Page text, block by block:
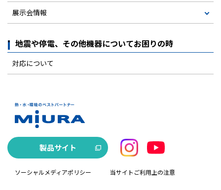
展示会情報
地震や停電、その他機器についてお困りの時
対応について
製品サイト
ソーシャルメディアポリシー 当サイトご利用上の注意